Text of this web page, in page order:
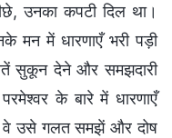
उनका कपटी दिल था।
मन में धारणाएँ भरी पड़ी
सुकून देने और समझदारी
के बारे में धारणाएँ
वे उसे गलत समझें और दोष